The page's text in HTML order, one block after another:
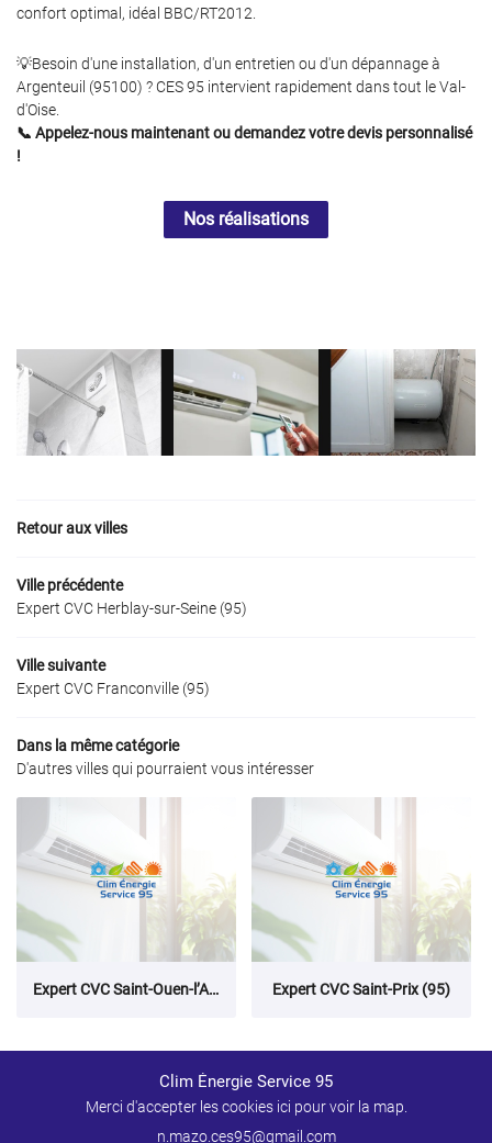
confort optimal, idéal BBC/RT2012.
💡Besoin d'une installation, d'un entretien ou d'un dépannage à
Argenteuil (95100) ? CES 95 intervient rapidement dans tout le Val-
d'Oise.
📞 Appelez-nous maintenant ou demandez votre devis personnalisé
!
Nos réalisations
Retour aux villes
Ville précédente
Expert CVC Herblay‑sur‑Seine (95)
Ville suivante
Expert CVC Franconville (95)
Dans la même catégorie
D'autres villes qui pourraient vous intéresser
Expert CVC Saint‑Ouen‑l’Aumône (95) Expert CVC Saint‑Prix (95)
Clim Énergie Service 95
Merci d'accepter les cookies ici pour voir la map.